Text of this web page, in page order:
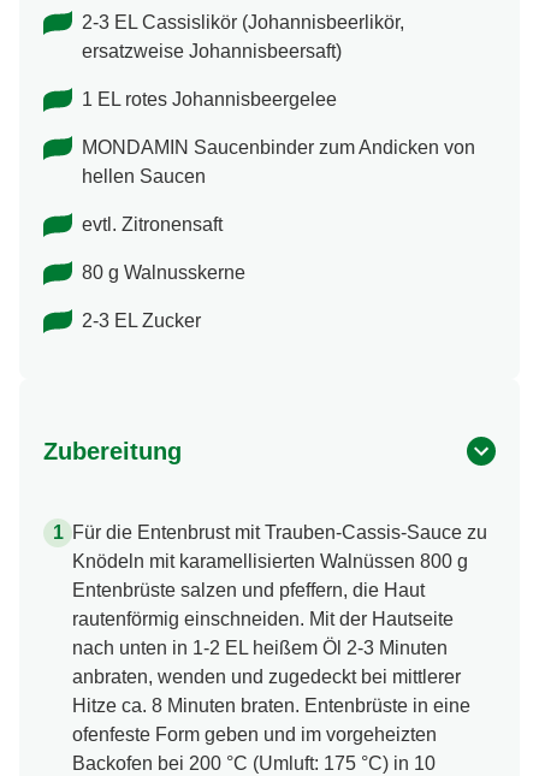
2-3 EL Cassislikör (Johannisbeerlikör,
ersatzweise Johannisbeersaft)
1 EL rotes Johannisbeergelee
MONDAMIN Saucenbinder zum Andicken von
hellen Saucen
evtl. Zitronensaft
80 g Walnusskerne
2-3 EL Zucker
Zubereitung
Für die Entenbrust mit Trauben-Cassis-Sauce zu
Knödeln mit karamellisierten Walnüssen 800 g
Entenbrüste salzen und pfeffern, die Haut
rautenförmig einschneiden. Mit der Hautseite
nach unten in 1-2 EL heißem Öl 2-3 Minuten
anbraten, wenden und zugedeckt bei mittlerer
Hitze ca. 8 Minuten braten. Entenbrüste in eine
ofenfeste Form geben und im vorgeheizten
Backofen bei 200 °C (Umluft: 175 °C) in 10